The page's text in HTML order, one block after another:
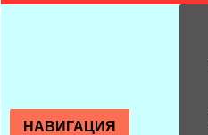
НАВИГАЦИЯ